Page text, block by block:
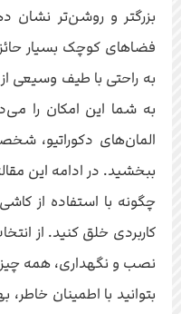
بزرگتر و روشن‌تر
فضاهای کوچک بسیار
به راحتی با طیف وسیعی
به شما این امکان را
المان‌های دکوراتیو،
ببخشید. در ادامه این
چگونه با استفاده از
کاربردی خلق کنید. از
نصب و نگهداری، همه
بتوانید با اطمینان